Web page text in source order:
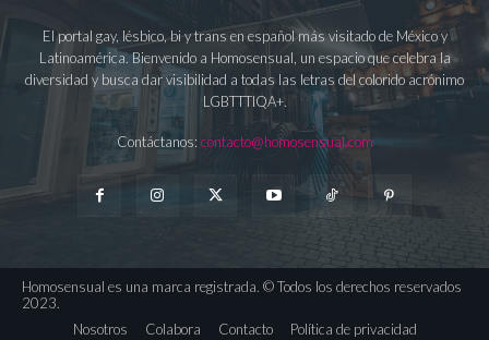
El portal gay, lésbico, bi y trans en español más visitado de México y
Latinoamérica. Bienvenido a Homosensual, un espacio que celebra la
diversidad y busca dar visibilidad a todas las letras del colorido acrónimo
LGBTTTIQA+.
Contáctanos: contacto@homosensual.com
Homosensual es una marca registrada. © Todos los derechos reservados
2023.
Nosotros
Colabora Contacto Política de privacidad